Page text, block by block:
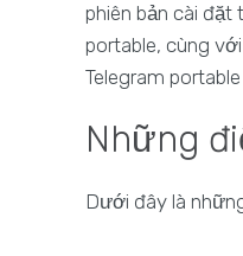
phiên bản cài đặt
portable, cùng
Telegram
Những
Dưới đây là